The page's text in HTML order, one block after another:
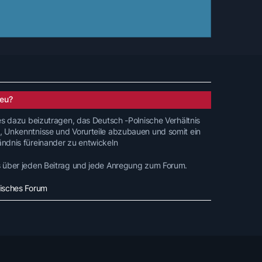
dazu beizutragen, das Deutsch -Polnische Verhältnis
Unkenntnisse und Vorurteile abzubauen und somit ein
füreinander zu entwickeln
über jeden Beitrag und jede Anregung zum Forum.
Forum